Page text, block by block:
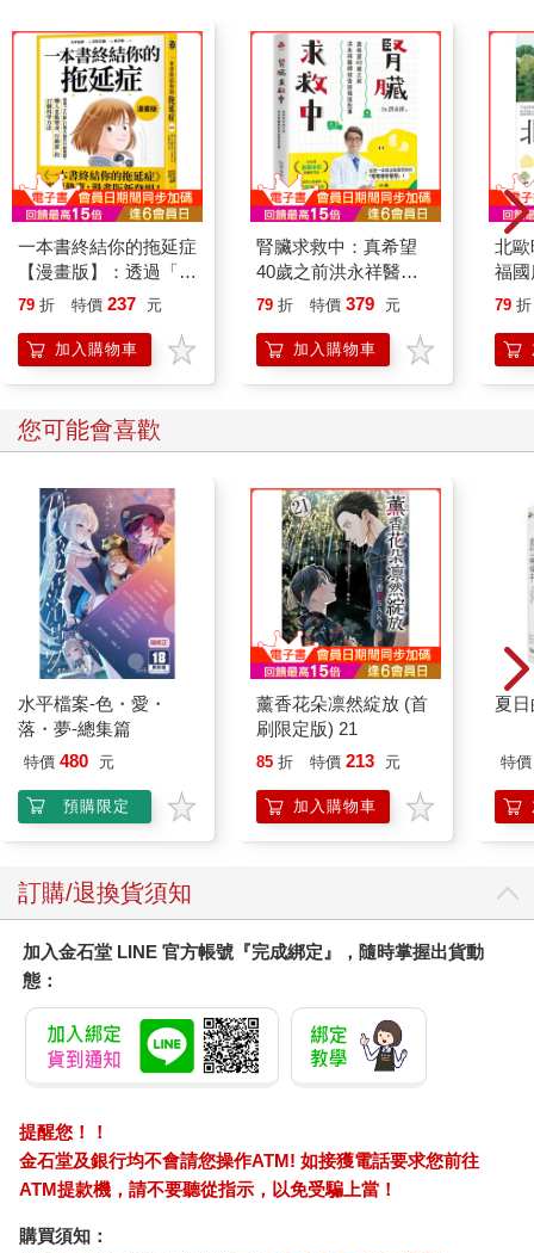
一本書終結你的拖延症
【漫畫版】：透過「小
行動」打開大腦的行動
「行動派」的37個科
學方法
79 折 特價 237 元
加入購物車
腎臟求救中：真希望
40歲之前洪永祥醫師
就告訴我這些事
79 折 特價 379 元
加入購物車
北
福
79 折
您可能會喜歡
水平檔案-色・愛・
落・夢-總集篇
特價 480 元
預購限定
薰香花朵凛然綻放 (首
刷限定版) 21
85 折 特價 213 元
加入購物車
夏
特價
訂購/退換貨須知
加入金石堂 LINE 官方帳號『完成綁定』，隨時掌握出貨動
態：
提醒您！！
金石堂及銀行均不會請您操作ATM! 如接獲電話要求您前往
ATM提款機，請不要聽從指示，以免受騙上當！
購買須知：